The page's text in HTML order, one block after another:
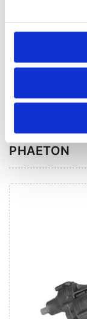
Рульове
РУЛЬОВЕ
PHAETON